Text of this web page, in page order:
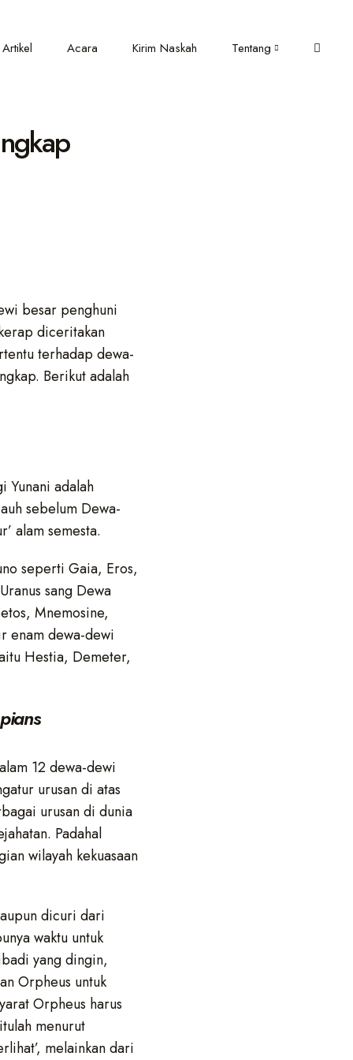
Artikel Acara Kirim Naskah Tentang
besar penghuni
diceritakan
terhadap dewa-
Berikut adalah
Yunani adalah
sebelum Dewa-
alam semesta.
seperti Gaia, Eros,
sang Dewa
Mnemosine,
enam dewa-dewi
Hestia, Demeter,
12 dewa-dewi
urusan di atas
urusan di dunia
Padahal
wilayah kekuasaan
dicuri dari
waktu untuk
yang dingin,
Orpheus untuk
Orpheus harus
menurut
melainkan dari